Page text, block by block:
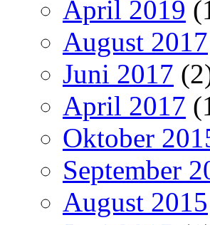
April 2019
August 2017
Juni 2017
April 2017
Oktober
September
August 2015